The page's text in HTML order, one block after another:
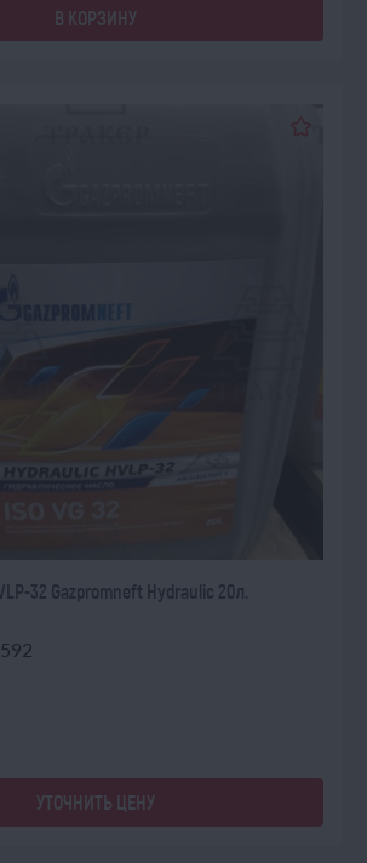
В КОРЗИНУ
32 Gazpromneft Hydraulic 20л.
УТОЧНИТЬ ЦЕНУ